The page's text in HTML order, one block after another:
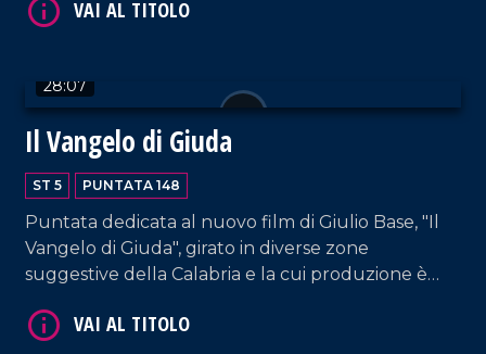
di Confindustria; Jessica Mittica, una delle titolari
Polistena); Valerio Labate di Nucera Trasporti.
Approfondimento in esterna a cura di Anna Foti.
28:07
Il Vangelo di Giuda
ST 5 PUNTATA 148
Puntata dedicata al nuovo film di Giulio Base, "Il
Vangelo di Giuda", girato in diverse zone
suggestive della Calabria e la cui produzione è
direttore di Calabria Film Commission Giampaolo
VAI AL TITOLO
VAI AL TITOLO